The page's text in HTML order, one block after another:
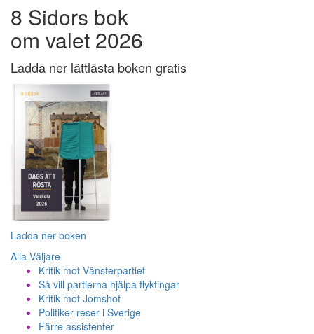
8 Sidors bok
om valet 2026
Ladda ner lättlästa boken gratis
Ladda ner boken
Alla Väljare
Kritik mot Vänsterpartiet
Så vill partierna hjälpa flyktingar
Kritik mot Jomshof
Politiker reser i Sverige
Färre assistenter